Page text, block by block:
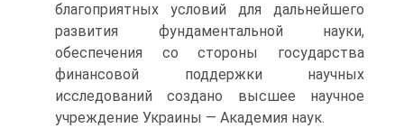
благоприятных условий для дальнейшего
развития фундаментальной науки,
обеспечения со стороны государства
финансовой поддержки научных
исследований создано высшее научное
учреждение Украины — Академия наук.